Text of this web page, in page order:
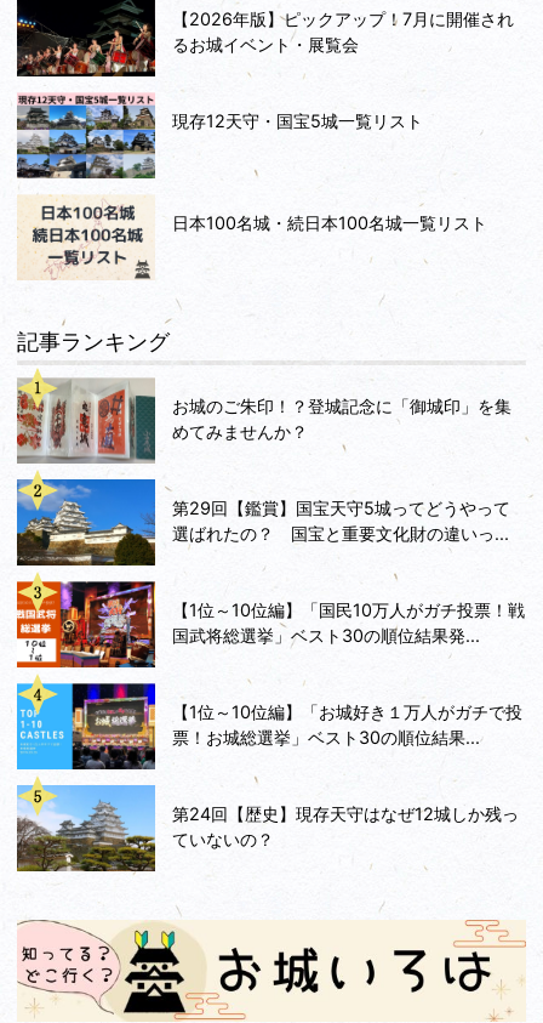
【2026年版】ピックアップ！7月に開催され
るお城イベント・展覧会
現存12天守・国宝5城一覧リスト
日本100名城・続日本100名城一覧リスト
記事ランキング
お城のご朱印！？登城記念に「御城印」を集
めてみませんか？
第29回【鑑賞】国宝天守5城ってどうやって
選ばれたの？ 国宝と重要文化財の違いっ...
【1位～10位編】「国民10万人がガチ投票！戦
国武将総選挙」ベスト30の順位結果発...
【1位～10位編】「お城好き１万人がガチで投
票！お城総選挙」ベスト30の順位結果...
第24回【歴史】現存天守はなぜ12城しか残っ
ていないの？